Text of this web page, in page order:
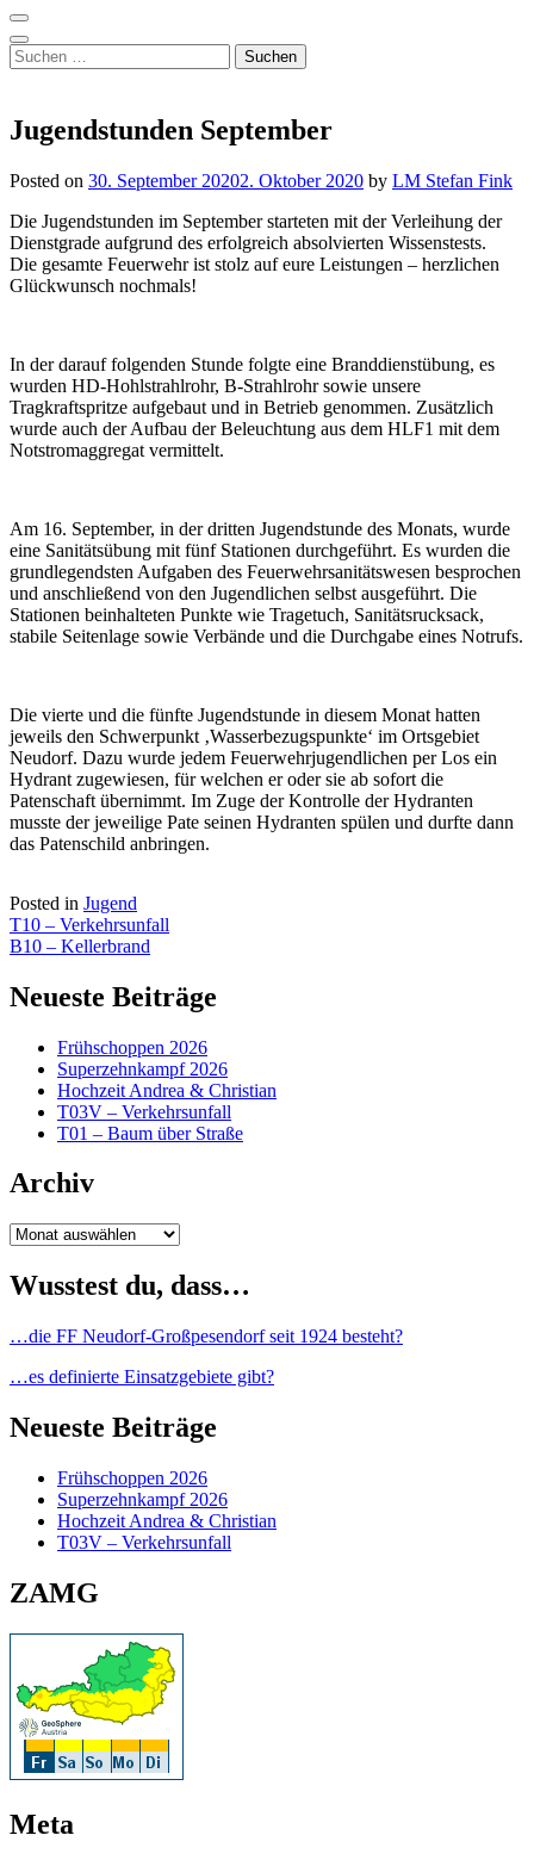
Suchen
nach:
Jugendstunden September
Posted on 30. September 20202. Oktober 2020 by LM Stefan Fink
Die Jugendstunden im September starteten mit der Verleihung der
Dienstgrade aufgrund des erfolgreich absolvierten Wissenstests.
Die gesamte Feuerwehr ist stolz auf eure Leistungen – herzlichen
Glückwunsch nochmals!
In der darauf folgenden Stunde folgte eine Branddienstübung, es
wurden HD-Hohlstrahlrohr, B-Strahlrohr sowie unsere
Tragkraftspritze aufgebaut und in Betrieb genommen. Zusätzlich
wurde auch der Aufbau der Beleuchtung aus dem HLF1 mit dem
Notstromaggregat vermittelt.
Am 16. September, in der dritten Jugendstunde des Monats, wurde
eine Sanitätsübung mit fünf Stationen durchgeführt. Es wurden die
grundlegendsten Aufgaben des Feuerwehrsanitätswesen besprochen
und anschließend von den Jugendlichen selbst ausgeführt. Die
Stationen beinhalteten Punkte wie Tragetuch, Sanitätsrucksack,
stabile Seitenlage sowie Verbände und die Durchgabe eines Notrufs.
Die vierte und die fünfte Jugendstunde in diesem Monat hatten
jeweils den Schwerpunkt ‚Wasserbezugspunkte‘ im Ortsgebiet
Neudorf. Dazu wurde jedem Feuerwehrjugendlichen per Los ein
Hydrant zugewiesen, für welchen er oder sie ab sofort die
Patenschaft übernimmt. Im Zuge der Kontrolle der Hydranten
musste der jeweilige Pate seinen Hydranten spülen und durfte dann
das Patenschild anbringen.
Posted in Jugend
Beitragsnavigation
T10 – Verkehrsunfall
B10 – Kellerbrand
Neueste Beiträge
Frühschoppen 2026
Superzehnkampf 2026
Hochzeit Andrea & Christian
T03V – Verkehrsunfall
T01 – Baum über Straße
Archiv
Archiv
Wusstest du, dass…
…die FF Neudorf-Großpesendorf seit 1924 besteht?
…es definierte Einsatzgebiete gibt?
Neueste Beiträge
Frühschoppen 2026
Superzehnkampf 2026
Hochzeit Andrea & Christian
T03V – Verkehrsunfall
ZAMG
Meta